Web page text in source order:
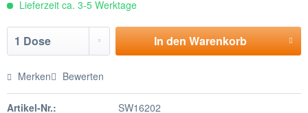
Lieferzeit ca. 3-5 Werktage
In denWarenkorb
Merken Bewerten
Artikel-Nr.:
SW16202